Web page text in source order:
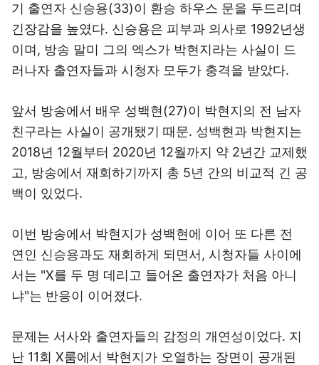
기 출연자 신승용(33)이 환승 하우스 문을 두드리며
긴장감을 높였다. 신승용은 피부과 의사로 1992년생
이며, 방송 말미 그의 엑스가 박현지라는 사실이 드
러나자 출연자들과 시청자 모두가 충격을 받았다.
앞서 방송에서 배우 성백현(27)이 박현지의 전 남자
친구라는 사실이 공개됐기 때문. 성백현과 박현지는
2018년 12월부터 2020년 12월까지 약 2년간 교제했
고, 방송에서 재회하기까지 총 5년 간의 비교적 긴 공
백이 있었다.
이번 방송에서 박현지가 성백현에 이어 또 다른 전
연인 신승용과도 재회하게 되면서, 시청자들 사이에
서는 "X를 두 명 데리고 들어온 출연자가 처음 아니
냐"는 반응이 이어졌다.
문제는 서사와 출연자들의 감정의 개연성이었다. 지
난 11회 X룸에서 박현지가 오열하는 장면이 공개된